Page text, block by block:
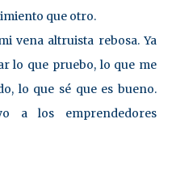
que otro.
vena altruista rebosa. Ya
lo que pruebo, lo que me
lo que sé que es bueno.
a los emprendedores